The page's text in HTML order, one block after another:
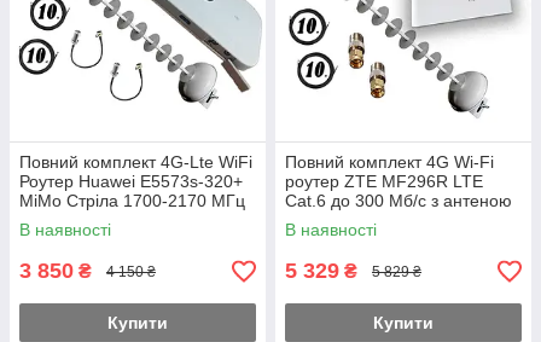
Повний комплект 4G-Lte WiFi
Роутер Huawei E5573s-320+
MiMo Стріла 1700-2170 МГц
Гармата на 20 дБ
В наявності
3 850 ₴ 4 150 ₴
Купити
Повний комплект 4G Wi-Fi
роутер ZTE MF296R LTE
Cat.6 до 300 Мб/с з антеною
MiMo Стріла 1700-2170 МГц
Пушка Укр
В наявності
5 329 ₴ 5 829 ₴
Купити